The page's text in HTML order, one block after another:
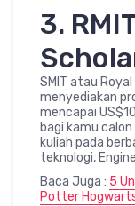
3.
SMIT atau
menyediakan
mencapai
bagi kamu
kuliah pada
teknologi,
Baca Juga : 5
Potter